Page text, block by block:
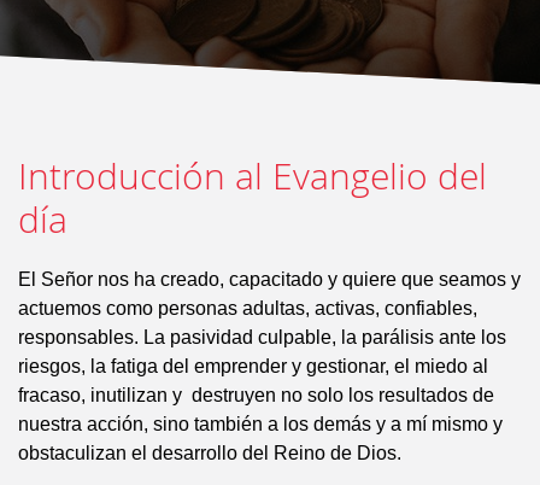
Introducción al Evangelio del
día
El Señor nos ha creado, capacitado y quiere que seamos y
actuemos como personas adultas, activas, confiables,
responsables. La pasividad culpable, la parálisis ante los
riesgos, la fatiga del emprender y gestionar, el miedo al
fracaso, inutilizan y destruyen no solo los resultados de
nuestra acción, sino también a los demás y a mí mismo y
obstaculizan el desarrollo del Reino de Dios.